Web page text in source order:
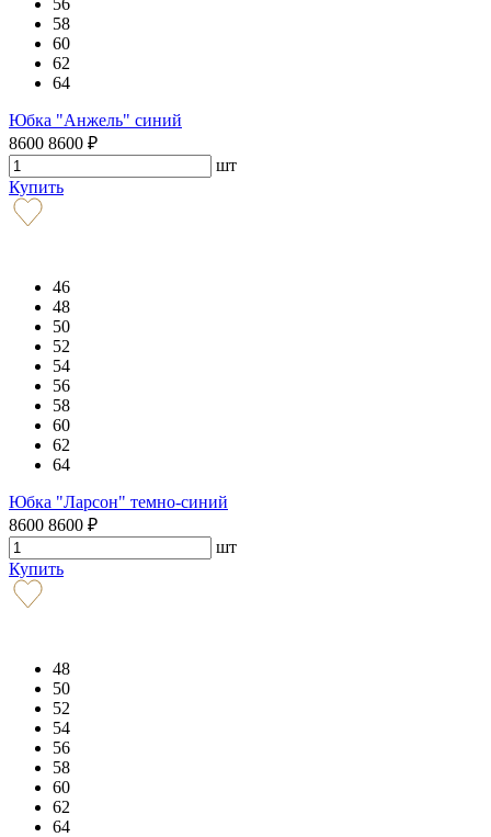
58
60
62
64
Юбка "Анжель" синий
8600 8600 ₽
шт
Купить
46
48
50
52
54
56
58
60
62
64
Юбка "Ларсон" темно-синий
8600 8600 ₽
шт
Купить
48
50
52
54
56
58
60
62
64